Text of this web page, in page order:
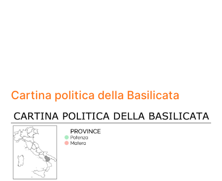
Cartina politica della Basilicata